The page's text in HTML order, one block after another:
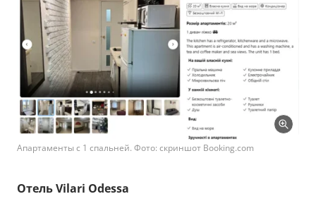
Апартаменты с 1 спальней. Фото: скриншот Booking.com
Отель Vilari Odessa